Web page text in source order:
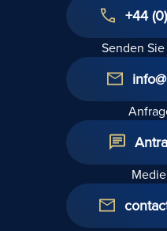
+44
Senden